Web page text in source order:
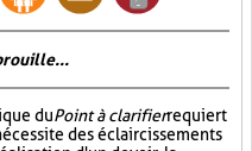
duPoint à clarifierrequiert
des éclaircissements